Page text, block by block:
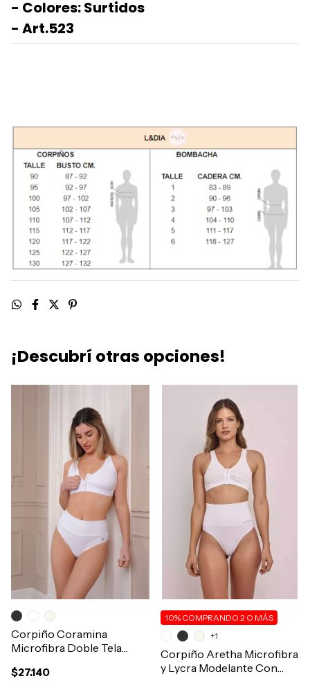
- Colores: Surtidos
- Art.523
¡Descubrí otras opciones!
Corpiño Coramina
Microfibra Doble Tela
90 al 120 Art.367
$27.140
Corpiño Aretha Microfibra
y Lycra Modelante Con
10% COMPRANDO 2 O MÁS
+1